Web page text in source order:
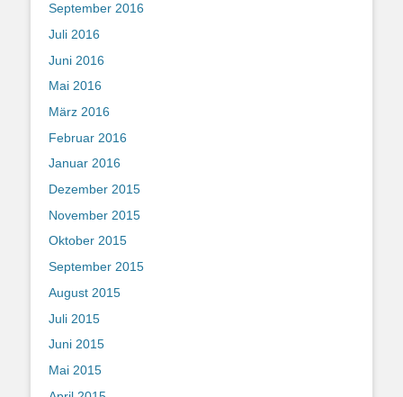
September 2016
Juli 2016
Juni 2016
Mai 2016
März 2016
Februar 2016
Januar 2016
Dezember 2015
November 2015
Oktober 2015
September 2015
August 2015
Juli 2015
Juni 2015
Mai 2015